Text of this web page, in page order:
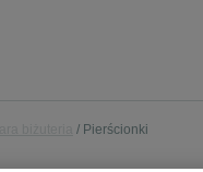
Pierścionki